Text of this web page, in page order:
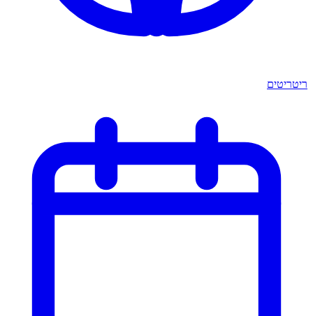
ריטריטים